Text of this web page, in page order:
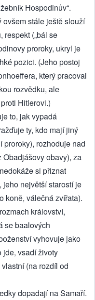
Hospodinův“.
stále ještě slouží
respekt („bál se
proroky, ukryl je
pozici. (Jeho postoj
který pracoval
rozvědku, ale
Hitlerovi.)
to, jak vypadá
ty, kdo mají jiný
proroky), rozhoduje nad
obavy), za
si přiznat
největší starostí je
koně, válečná zvířata).
království,
se baalových
vyhovuje jako
jde, vsadí životy
(na rozdíl od
dopadají na Samaří.